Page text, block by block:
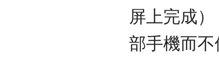
屏上完成
部手機而